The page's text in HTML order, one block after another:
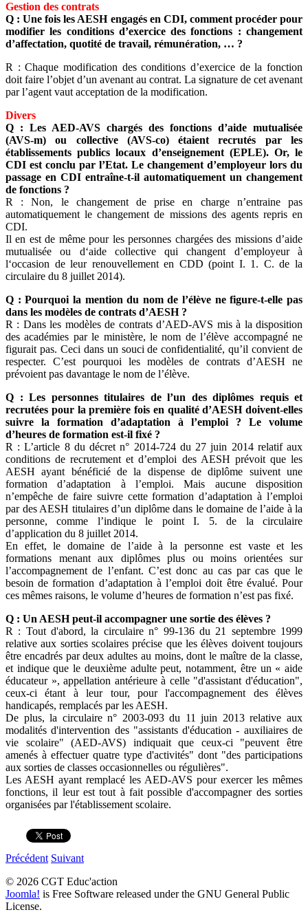
Gestion des contrats
Q : Une fois les AESH engagés en CDI, comment procéder pour
modifier les conditions d’exercice des fonctions : changement
d’affectation, quotité de travail, rémunération, … ?
R : Chaque modification des conditions d’exercice de la fonction
doit faire l’objet d’un avenant au contrat. La signature de cet avenant
par l’agent vaut acceptation de la modification.
Divers
Q : Les AED-AVS chargés des fonctions d’aide mutualisée
(AVS-m) ou collective (AVS-co) étaient recrutés par les
établissements publics locaux d’enseignement (EPLE). Or, le
CDI est conclu par l’Etat. Le changement d’employeur lors du
passage en CDI entraîne-t-il automatiquement un changement
de fonctions ?
R : Non, le changement de prise en charge n’entraine pas
automatiquement le changement de missions des agents repris en
CDI.
Il en est de même pour les personnes chargées des missions d’aide
mutualisée ou d‘aide collective qui changent d’employeur à
l‘occasion de leur renouvellement en CDD (point I. 1. C. de la
circulaire du 8 juillet 2014).
Q : Pourquoi la mention du nom de l’élève ne figure-t-elle pas
dans les modèles de contrats d’AESH ?
R : Dans les modèles de contrats d’AED-AVS mis à la disposition
des académies par le ministère, le nom de l’élève accompagné ne
figurait pas. Ceci dans un souci de confidentialité, qu’il convient de
respecter. C’est pourquoi les modèles de contrats d’AESH ne
prévoient pas davantage le nom de l’élève.
Q : Les personnes titulaires de l’un des diplômes requis et
recrutées pour la première fois en qualité d’AESH doivent-elles
suivre la formation d’adaptation à l’emploi ? Le volume
d’heures de formation est-il fixé ?
R : L’article 8 du décret n° 2014-724 du 27 juin 2014 relatif aux
conditions de recrutement et d’emploi des AESH prévoit que les
AESH ayant bénéficié de la dispense de diplôme suivent une
formation d’adaptation à l’emploi. Mais aucune disposition
n’empêche de faire suivre cette formation d’adaptation à l’emploi
par des AESH titulaires d’un diplôme dans le domaine de l’aide à la
personne, comme l’indique le point I. 5. de la circulaire
d’application du 8 juillet 2014.
En effet, le domaine de l’aide à la personne est vaste et les
formations menant aux diplômes plus ou moins orientées sur
l’accompagnement de l’enfant. C’est donc au cas par cas que le
besoin de formation d’adaptation à l’emploi doit être évalué. Pour
ces mêmes raisons, le volume d’heures de formation n’est pas fixé.
Q : Un AESH peut-il accompagner une sortie des élèves ?
R : Tout d'abord, la circulaire n° 99-136 du 21 septembre 1999
relative aux sorties scolaires précise que les élèves doivent toujours
être encadrés par deux adultes au moins, dont le maître de la classe,
et indique que le deuxième adulte peut, notamment, être un « aide
éducateur », appellation antérieure à celle "d'assistant d'éducation",
ceux-ci étant à leur tour, pour l'accompagnement des élèves
handicapés, remplacés par les AESH.
De plus, la circulaire n° 2003-093 du 11 juin 2013 relative aux
modalités d'intervention des "assistants d'éducation - auxiliaires de
vie scolaire" (AED-AVS) indiquait que ceux-ci "peuvent être
amenés à effectuer quatre type d'activités" dont "des participations
aux sorties de classes occasionnelles ou régulières".
Les AESH ayant remplacé les AED-AVS pour exercer les mêmes
fonctions, il leur est tout à fait possible d'accompagner des sorties
organisées par l'établissement scolaire.
Précédent Suivant
© 2026 CGT Educ'action
Joomla! is Free Software released under the GNU General Public
License.